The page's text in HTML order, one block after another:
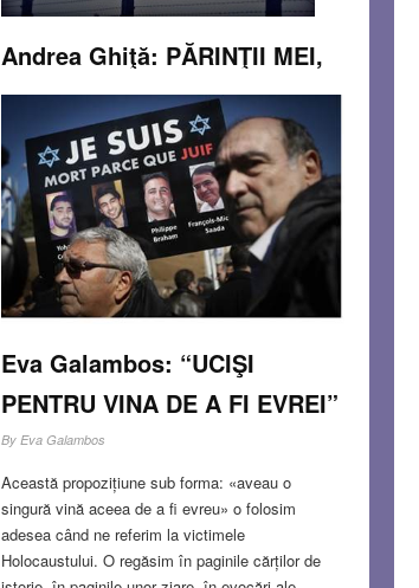
Andrea Ghiţă: PĂRINŢII MEI,
în IANUARIE 1945
Andrea Ghiţă
JAN 14, 2015 7 COMMENTS
Eva Galambos: “UCIŞI
PENTRU VINA DE A FI EVREI”
By Eva Galambos
Această propozițiune sub forma: «aveau o
singură vină aceea de a fi evreu» o folosim
adesea când ne referim la victimele
Holocaustului. O regăsim în paginile cărților de